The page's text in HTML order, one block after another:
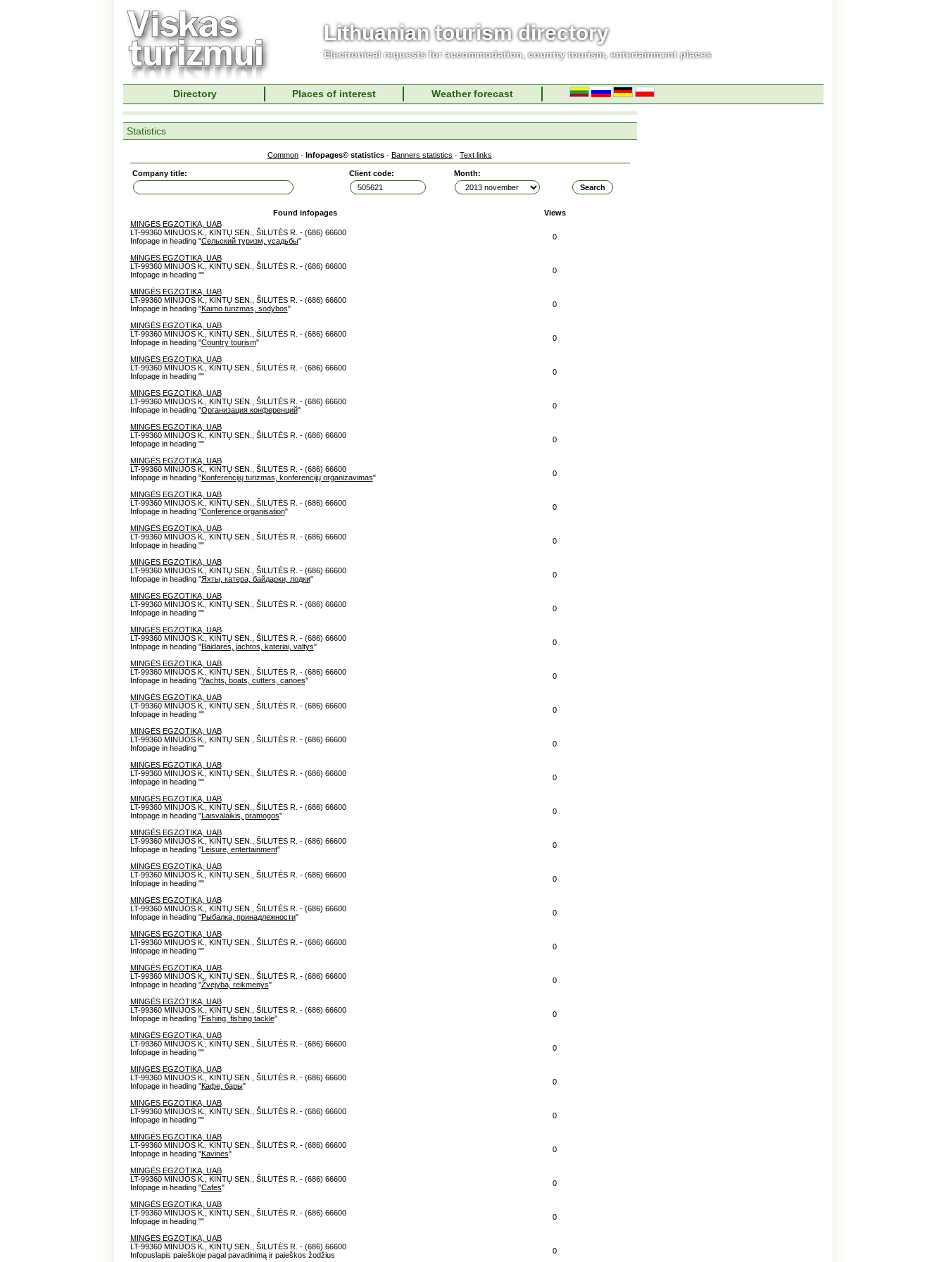
Lithuanian tourism directory
Electronical requests for accommodation, country tourism, entertainment places
Directory Places of interest Weather forecast
Statistics
Common · Infopages© statistics · Banners statistics · Text links
Company title: Client code: Month:
Found infopages
Views
MINGĖS EGZOTIKA, UAB
LT-99360 MINIJOS K., KINTŲ SEN., ŠILUTĖS R. - (686) 66600
Infopage in heading "Сельский туризм, усадьбы" 0
MINGĖS EGZOTIKA, UAB
LT-99360 MINIJOS K., KINTŲ SEN., ŠILUTĖS R. - (686) 66600
Infopage in heading "" 0
MINGĖS EGZOTIKA, UAB
LT-99360 MINIJOS K., KINTŲ SEN., ŠILUTĖS R. - (686) 66600
Infopage in heading "Kaimo turizmas, sodybos" 0
MINGĖS EGZOTIKA, UAB
LT-99360 MINIJOS K., KINTŲ SEN., ŠILUTĖS R. - (686) 66600
Infopage in heading "Country tourism" 0
MINGĖS EGZOTIKA, UAB
LT-99360 MINIJOS K., KINTŲ SEN., ŠILUTĖS R. - (686) 66600
Infopage in heading "" 0
MINGĖS EGZOTIKA, UAB
LT-99360 MINIJOS K., KINTŲ SEN., ŠILUTĖS R. - (686) 66600
Infopage in heading "Организация конференций" 0
MINGĖS EGZOTIKA, UAB
LT-99360 MINIJOS K., KINTŲ SEN., ŠILUTĖS R. - (686) 66600
Infopage in heading "" 0
MINGĖS EGZOTIKA, UAB
LT-99360 MINIJOS K., KINTŲ SEN., ŠILUTĖS R. - (686) 66600
Infopage in heading "Konferencijų turizmas, konferencijų organizavimas" 0
MINGĖS EGZOTIKA, UAB
LT-99360 MINIJOS K., KINTŲ SEN., ŠILUTĖS R. - (686) 66600
Infopage in heading "Conference organisation" 0
MINGĖS EGZOTIKA, UAB
LT-99360 MINIJOS K., KINTŲ SEN., ŠILUTĖS R. - (686) 66600
Infopage in heading "" 0
MINGĖS EGZOTIKA, UAB
LT-99360 MINIJOS K., KINTŲ SEN., ŠILUTĖS R. - (686) 66600
Infopage in heading "Яхты, катера, байдарки, лодки" 0
MINGĖS EGZOTIKA, UAB
LT-99360 MINIJOS K., KINTŲ SEN., ŠILUTĖS R. - (686) 66600
Infopage in heading "" 0
MINGĖS EGZOTIKA, UAB
LT-99360 MINIJOS K., KINTŲ SEN., ŠILUTĖS R. - (686) 66600
Infopage in heading "Baidarės, jachtos, kateriai, valtys" 0
MINGĖS EGZOTIKA, UAB
LT-99360 MINIJOS K., KINTŲ SEN., ŠILUTĖS R. - (686) 66600
Infopage in heading "Yachts, boats, cutters, canoes" 0
MINGĖS EGZOTIKA, UAB
LT-99360 MINIJOS K., KINTŲ SEN., ŠILUTĖS R. - (686) 66600
Infopage in heading "" 0
MINGĖS EGZOTIKA, UAB
LT-99360 MINIJOS K., KINTŲ SEN., ŠILUTĖS R. - (686) 66600
Infopage in heading "" 0
MINGĖS EGZOTIKA, UAB
LT-99360 MINIJOS K., KINTŲ SEN., ŠILUTĖS R. - (686) 66600
Infopage in heading "" 0
MINGĖS EGZOTIKA, UAB
LT-99360 MINIJOS K., KINTŲ SEN., ŠILUTĖS R. - (686) 66600
Infopage in heading "Laisvalaikis, pramogos" 0
MINGĖS EGZOTIKA, UAB
LT-99360 MINIJOS K., KINTŲ SEN., ŠILUTĖS R. - (686) 66600
Infopage in heading "Leisure, entertainment" 0
MINGĖS EGZOTIKA, UAB
LT-99360 MINIJOS K., KINTŲ SEN., ŠILUTĖS R. - (686) 66600
Infopage in heading "" 0
MINGĖS EGZOTIKA, UAB
LT-99360 MINIJOS K., KINTŲ SEN., ŠILUTĖS R. - (686) 66600
Infopage in heading "Рыбалка, принадлежности" 0
MINGĖS EGZOTIKA, UAB
LT-99360 MINIJOS K., KINTŲ SEN., ŠILUTĖS R. - (686) 66600
Infopage in heading "" 0
MINGĖS EGZOTIKA, UAB
LT-99360 MINIJOS K., KINTŲ SEN., ŠILUTĖS R. - (686) 66600
Infopage in heading "Žvejyba, reikmenys" 0
MINGĖS EGZOTIKA, UAB
LT-99360 MINIJOS K., KINTŲ SEN., ŠILUTĖS R. - (686) 66600
Infopage in heading "Fishing, fishing tackle" 0
MINGĖS EGZOTIKA, UAB
LT-99360 MINIJOS K., KINTŲ SEN., ŠILUTĖS R. - (686) 66600
Infopage in heading "" 0
MINGĖS EGZOTIKA, UAB
LT-99360 MINIJOS K., KINTŲ SEN., ŠILUTĖS R. - (686) 66600
Infopage in heading "Кафе, бары" 0
MINGĖS EGZOTIKA, UAB
LT-99360 MINIJOS K., KINTŲ SEN., ŠILUTĖS R. - (686) 66600
Infopage in heading "" 0
MINGĖS EGZOTIKA, UAB
LT-99360 MINIJOS K., KINTŲ SEN., ŠILUTĖS R. - (686) 66600
Infopage in heading "Kavinės" 0
MINGĖS EGZOTIKA, UAB
LT-99360 MINIJOS K., KINTŲ SEN., ŠILUTĖS R. - (686) 66600
Infopage in heading "Cafes" 0
MINGĖS EGZOTIKA, UAB
LT-99360 MINIJOS K., KINTŲ SEN., ŠILUTĖS R. - (686) 66600
Infopage in heading "" 0
MINGĖS EGZOTIKA, UAB
LT-99360 MINIJOS K., KINTŲ SEN., ŠILUTĖS R. - (686) 66600
Infopuslapis paieškoje pagal pavadinimą ir paieškos žodžius
0